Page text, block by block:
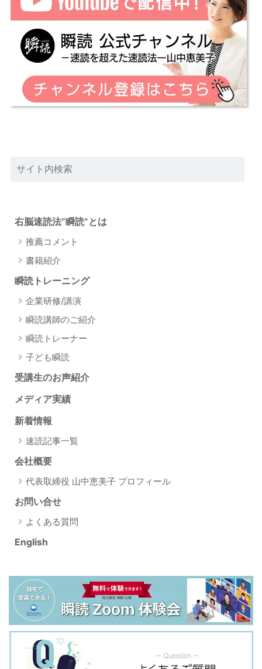
右脳速読法”瞬読”とは
推薦コメント
書籍紹介
瞬読トレーニング
企業研修/講演
瞬読講師のご紹介
瞬読トレーナー
子ども瞬読
受講生のお声紹介
メディア実績
新着情報
速読記事一覧
会社概要
代表取締役 山中恵美子 プロフィール
お問い合せ
よくある質問
English